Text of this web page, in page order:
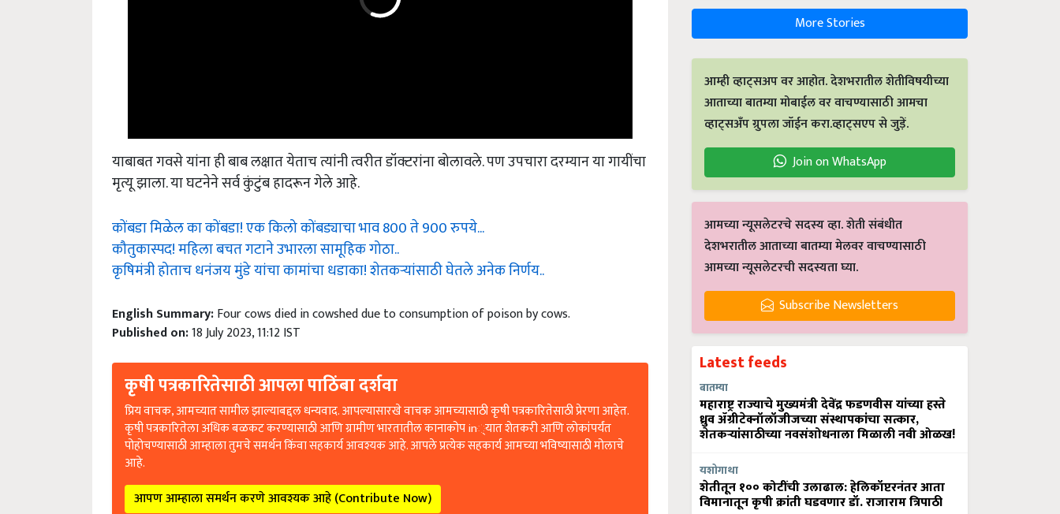
याबाबत गवसे यांना ही बाब लक्षात येताच त्यांनी त्वरीत डॉक्टरांना बोलावले. पण उपचारा दरम्यान या गायींचा
मृत्यू झाला. या घटनेने सर्व कुंटुंब हादरून गेले आहे.
कोंबडा मिळेल का कोंबडा! एक किलो कोंबड्याचा भाव 800 ते 900 रुपये...
कौतुकास्पद! महिला बचत गटाने उभारला सामूहिक गोठा..
कृषिमंत्री होताच धनंजय मुंडे यांचा कामांचा धडाका! शेतकऱ्यांसाठी घेतले अनेक निर्णय..
English Summary: Four cows died in cowshed due to consumption of poison by cows.
Published on:18 July 2023, 11:12 IST
कृषी पत्रकारितेसाठी आपला पाठिंबा दर्शवा
प्रिय वाचक, आमच्यात सामील झाल्याबद्दल धन्यवाद. आपल्यासारखे वाचक आमच्यासाठी कृषी पत्रकारितेसाठी प्रेरणा आहेत.
कृषी पत्रकारितेला अधिक बळकट करण्यासाठी आणि ग्रामीण भारतातील कानाकोप in्यात शेतकरी आणि लोकांपर्यंत
पोहोचण्यासाठी आम्हाला तुमचे समर्थन किंवा सहकार्य आवश्यक आहे. आपले प्रत्येक सहकार्य आमच्या भविष्यासाठी मोलाचे
आहे.
आपण आम्हाला समर्थन करणे आवश्यक आहे (Contribute Now)
More Stories
आम्ही व्हाट्सअप वर आहोत. देशभरातील शेतीविषयीच्या
आताच्या बातम्या मोबाईल वर वाचण्यासाठी आमचा
व्हाट्सअँप ग्रुपला जॉईन करा.व्हाट्सएप से जुड़ें.
Join on WhatsApp
आमच्या न्यूसलेटरचे सदस्य व्हा. शेती संबंधीत
देशभरातील आताच्या बातम्या मेलवर वाचण्यासाठी
आमच्या न्यूसलेटरची सदस्यता घ्या.
Subscribe Newsletters
Latest feeds
बातम्या
महाराष्ट्र राज्याचे मुख्यमंत्री देवेंद्र फडणवीस यांच्या हस्ते
ध्रुव ॲग्रीटेक्नॉलॉजीजच्या संस्थापकांचा सत्कार,
शेतकऱ्यांसाठीच्या नवसंशोधनाला मिळाली नवी ओळख!
यशोगाथा
शेतीतून १०० कोटींची उलाढाल: हेलिकॉप्टरनंतर आता
विमानातून कृषी क्रांती घडवणार डॉ. राजाराम त्रिपाठी